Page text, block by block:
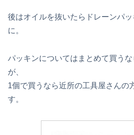
後はオイルを抜いたらドレーンパ
に。
パッキンについてはまとめて買う
が、
1個で買うなら近所の工具屋さんの
す。